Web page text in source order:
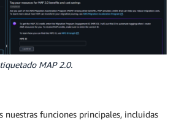
MAP 2.0.
nuestras funciones principales, incluidas